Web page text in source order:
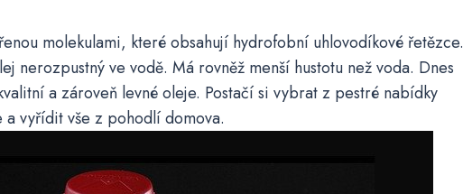
molekulami, které obsahují hydrofobní uhlovodíkové řetězce.
nerozpustný ve vodě. Má rovněž menší hustotu než voda. Dnes
a zároveň levné oleje. Postačí si vybrat z pestré nabídky
a vyřídit vše z pohodlí domova.